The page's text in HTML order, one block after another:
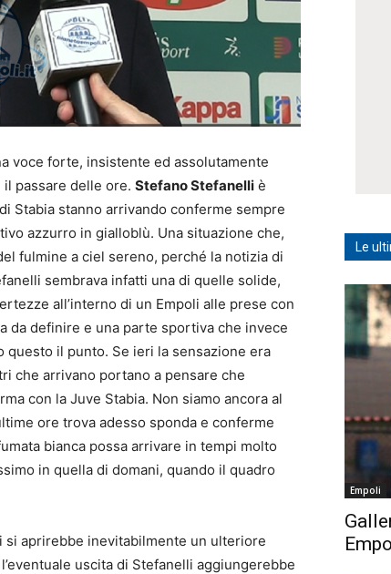
voce forte, insistente ed assolutamente
passare delle ore. Stefano Stefanelli è
Stabia stanno arrivando conferme sempre
azzurro in gialloblù. Una situazione che,
fulmine a ciel sereno, perché la notizia di
sembrava infatti una di quelle solide,
all’interno di un Empoli alle prese con
da definire e una parte sportiva che invece
il punto. Se ieri la sensazione era
che arrivano portano a pensare che
con la Juve Stabia. Non siamo ancora al
ore trova adesso sponda e conferme
bianca possa arrivare in tempi molto
in quella di domani, quando il quadro
si aprirebbe inevitabilmente un ulteriore
uscita di Stefanelli aggiungerebbe
Le
Empoli